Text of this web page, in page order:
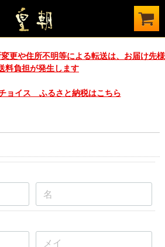
変更や住所不明等による転送は、お届け先様
料負担が発生します
ョイス ふるさと納税はこちら